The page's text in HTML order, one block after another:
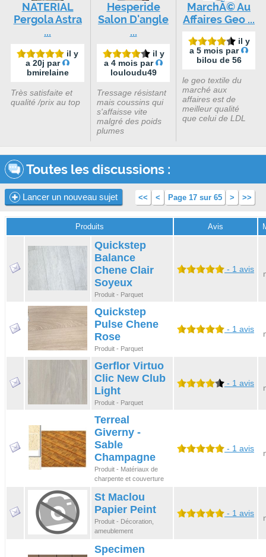
NATERIAL
Pergola Astra
...
il y
a 20j par
bmirelaine
Très satisfaite et
qualité /prix au top
Hesperide
Salon D'angle
...
il y
a 4 mois par
louloudu49
Tressage résistant
mais coussins qui
s'affaisse vite
malgré des poids
plumes
MarchÃ© Au
Affaires Geo ...
il y
a 5 mois par
bilou de 56
le geo textile du
marché aux
affaires est de
meilleur qualité
que celui de LDL
Toutes les discussions :
Lancer un nouveau sujet << < Page 17 sur 65 > >>
Produits Avis
Quickstep
Balance
Chene Clair
Soyeux
Produit - Parquet
- 1 avis
Quickstep
Pulse Chene
Rose
Produit - Parquet
- 1 avis
Gerflor Virtuo
Clic New Club
Light
Produit - Parquet
- 1 avis
Terreal
Giverny -
Sable
Champagne
Produit - Matériaux de
charpente et couverture
- 1 avis
St Maclou
Papier Peint
Produit - Décoration,
ameublement
- 1 avis
Specimen